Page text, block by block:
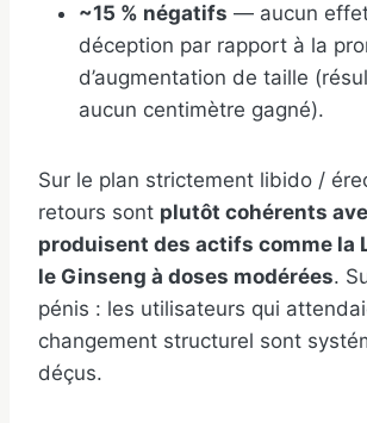
~15 % négatifs — aucun
déception par rapport à la
d’augmentation de taille
aucun centimètre gagné).
Sur le plan strictement libido /
retours sont plutôt cohérents
produisent des actifs comme la
le Ginseng à doses modérées.
pénis : les utilisateurs qui
changement structurel sont
déçus.